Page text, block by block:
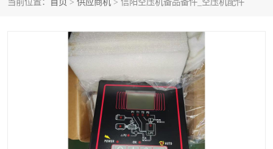
英格索兰配件
闽台富源特种陶瓷
美国寿力空压机零部件 英格索兰离心机空滤芯
英格索兰COOPER离心机 库伯卡麦隆离心机零件